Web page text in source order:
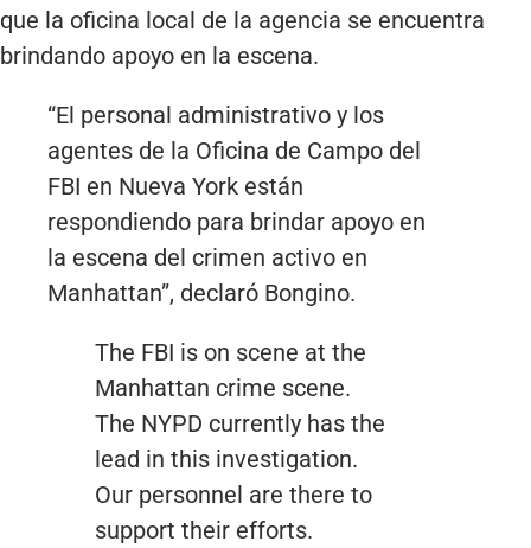
que la oficina local de la agencia se encuentra
brindando apoyo en la escena.
“El personal administrativo y los
agentes de la Oficina de Campo del
FBI en Nueva York están
respondiendo para brindar apoyo en
la escena del crimen activo en
Manhattan”, declaró Bongino.
The FBI is on scene at the
Manhattan crime scene.
The NYPD currently has the
lead in this investigation.
Our personnel are there to
support their efforts.